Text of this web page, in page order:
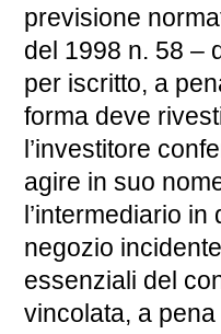
previsione
del 1998 n. 58 –
per iscritto, a
forma deve
l’investitore
agire in suo
l’intermediario
negozio
essenziali del
vincolata, a